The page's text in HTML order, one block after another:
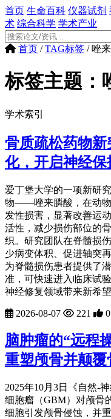
首页 生命百科 仪器试剂
术 综合科学 学术产业
首页 / TAG标签 / 唑
标签主题：
学术索引
骨质疏松药物
化，开启神经
爱丁堡大学的一项新研
物——唑来膦酸，在动物
发性损害，显著改善运
活性，减少损伤部位的
织。研究团队在脊髓损
少病变体积、促进轴突
为脊髓损伤患者提供了
准，可快速进入临床试
神经修复领域带来新希
2026-08-07 221 0
脑肿瘤的“远程
重塑颅骨并颠
2025年10月3日《自然-
细胞瘤（GBM）对颅骨
细胞引发颅骨侵蚀，并